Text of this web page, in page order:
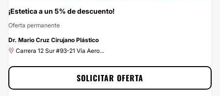
-5%
¡Estetica a un 5% de descuento!
Oferta permanente
Dr. Mario Cruz Cirujano Plástico
Carrera 12 Sur #93-21 Vía Aero...
SOLICITAR OFERTA